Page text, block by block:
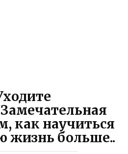
как научиться
жизнь больше..